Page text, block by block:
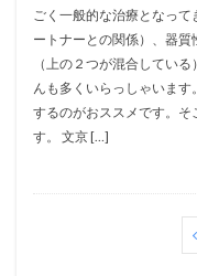
ごく一般的な治療となっ
ートナーとの関係）、器
（上の２つが混合してい
んも多くいらっしゃいま
するのがおススメです。そ
す。 文京 […]